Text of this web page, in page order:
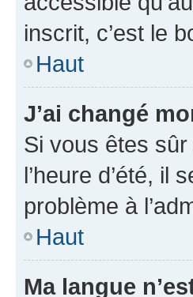
inscrit, c’est le
Haut
J’ai changé
Si vous êtes
l’heure d’été, il
problème à
Haut
Ma langue